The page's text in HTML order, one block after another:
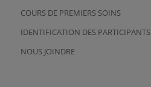
COURS DE PREMIERS SOINS
IDENTIFICATION DES PARTICIPANTS
NOUS JOINDRE